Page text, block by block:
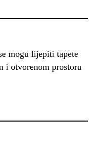
mogu lijepiti tapete
i otvorenom prostoru